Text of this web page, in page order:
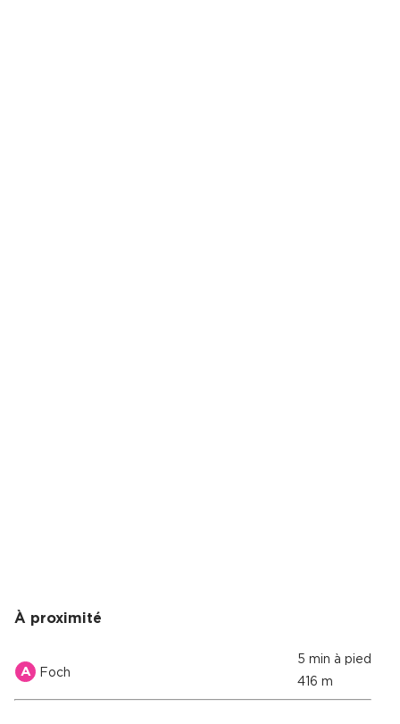
À proximité
A Foch
5 min à pied
416 m